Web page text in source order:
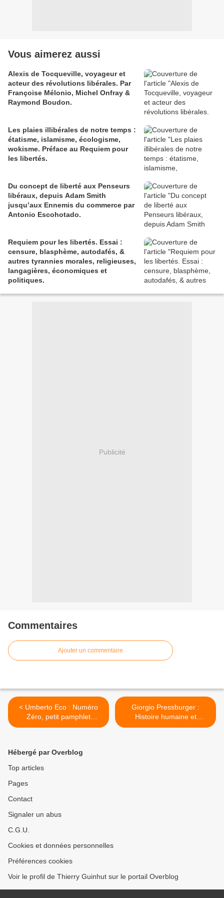
Vous aimerez aussi
Alexis de Tocqueville, voyageur et
acteur des révolutions libérales. Par
Françoise Mélonio, Michel Onfray &
Raymond Boudon.
Les plaies illibérales de notre temps :
étatisme, islamisme, écologisme,
wokisme. Préface au Requiem pour
les libertés.
Du concept de liberté aux Penseurs
libéraux, depuis Adam Smith
jusqu’aux Ennemis du commerce par
Antonio Escohotado.
Requiem pour les libertés. Essai :
censure, blasphème, autodafés, &
autres tyrannies morales, religieuses,
langagières, économiques et
politiques.
Publicité
Commentaires
Ajouter un commentaire
< Umberto Eco : Numéro
Zéro, petit pamphlet
romanesque d’une Italie
Giorgio Pressburger :
Histoire humaine et
inhumaine de l’obscur
Hébergé par Overblog
Top articles
Pages
Contact
Signaler un abus
C.G.U.
Cookies et données personnelles
Préférences cookies
Voir le profil de Thierry Guinhut sur le portail Overblog